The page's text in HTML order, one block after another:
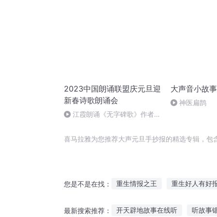
2023中国朗诵联盟庆元旦迎
新春诗歌朗诵会
江霞朗诵《无字碑歌》作者：
大声音小故事
神医扁鹊
喜马拉雅为您推荐大声元旦手抄报的精选专辑，
您是不是在找： 重生情报之王 重生好人有好
最新搜索推荐： 开天辟地故事在线听 听故事